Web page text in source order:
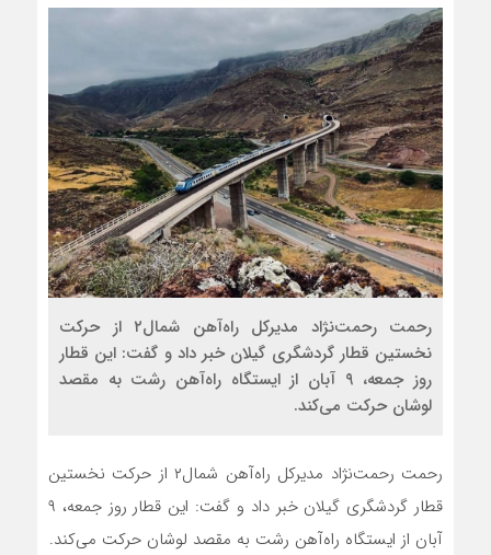
رحمت رحمت‌نژاد مدیرکل راه‌آهن شمال۲ از حرکت
نخستین قطار گردشگری گیلان خبر داد و گفت: این قطار
روز جمعه، ۹ آبان از ایستگاه راه‌آهن رشت به مقصد
لوشان حرکت می‌کند.
رحمت رحمت‌نژاد مدیرکل راه‌آهن شمال۲ از حرکت نخستین
قطار گردشگری گیلان خبر داد و گفت: این قطار روز جمعه، ۹
آبان از ایستگاه راه‌آهن رشت به مقصد لوشان حرکت می‌کند.